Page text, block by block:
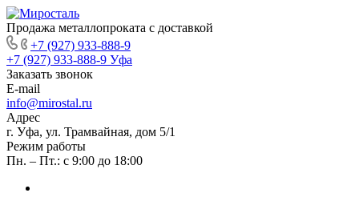
Продажа металлопроката с доставкой
+7 (927) 933-888-9
+7 (927) 933-888-9 Уфа
Заказать звонок
E-mail
info@mirostal.ru
Адрес
г. Уфа, ул. Трамвайная, дом 5/1
Режим работы
Пн. – Пт.: с 9:00 до 18:00